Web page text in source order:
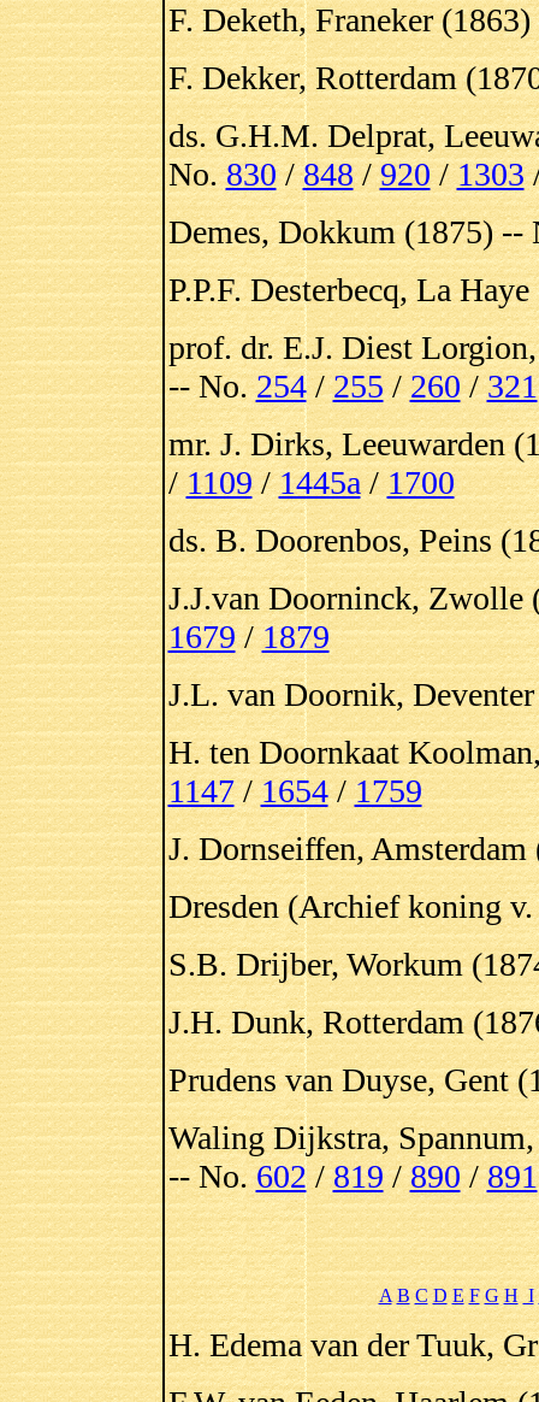
F. Deketh, Franeker
F. Dekker, Rotterdam
ds. G.H.M. Delprat,
No.830/848/920/1303
Demes, Dokkum (1875) --
P.P.F. Desterbecq, La
prof. dr. E.J. Diest
-- No.254/255/260/321
mr. J. Dirks, Leeuwarden
/1109/1445a/1700
ds. B. Doorenbos, Peins
J.J.van Doorninck,
1679/1879
J.L. van Doornik,
H. ten Doornkaat
1147/1654/1759
J. Dornseiffen,
Dresden (Archief koning
S.B. Drijber, Workum
J.H. Dunk, Rotterdam
Prudens van Duyse, Gent
Waling Dijkstra,
-- No.602/819/890/891
A B C D E F G H I
H. Edema van der Tuuk,